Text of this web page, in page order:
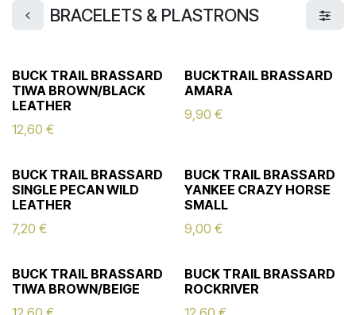
BRACELETS & PLASTRONS
BUCK TRAIL BRASSARD
TIWA BROWN/BLACK
LEATHER
12,60 €
BUCKTRAIL BRASSARD
AMARA
9,90 €
BUCK TRAIL BRASSARD
SINGLE PECAN WILD
LEATHER
7,20 €
BUCK TRAIL BRASSARD
YANKEE CRAZY HORSE
SMALL
9,00 €
BUCK TRAIL BRASSARD
TIWA BROWN/BEIGE
BUCK TRAIL BRASSARD
ROCKRIVER